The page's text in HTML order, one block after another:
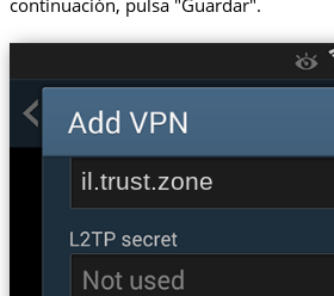
il.trust.zone